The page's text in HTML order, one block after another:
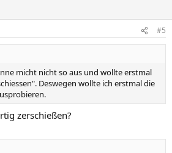
#5
micht nicht so aus und wollte erstmal
Deswegen wollte ich erstmal die
zerschießen?